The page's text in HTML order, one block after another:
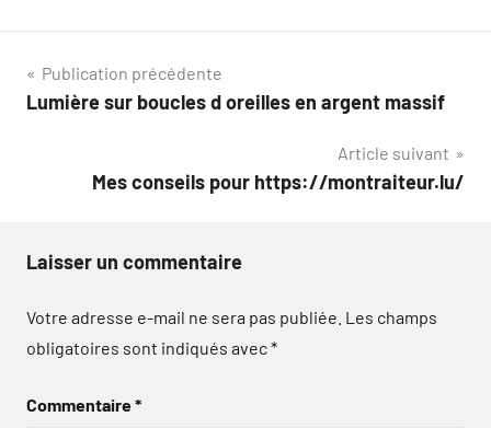
Navigation
de
Publication précédente
Lumière sur boucles d oreilles en argent massif
Article suivant
Mes conseils pour https://montraiteur.lu/
Laisser un commentaire
Votre adresse e-mail ne sera pas publiée. Les champs
obligatoires sont indiqués avec*
Commentaire*